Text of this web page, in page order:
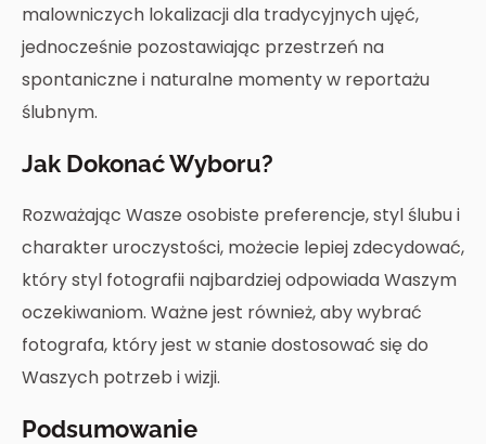
malowniczych lokalizacji dla tradycyjnych ujęć,
jednocześnie pozostawiając przestrzeń na
spontaniczne i naturalne momenty w reportażu
ślubnym.
Jak Dokonać Wyboru?
Rozważając Wasze osobiste preferencje, styl ślubu i
charakter uroczystości, możecie lepiej zdecydować,
który styl fotografii najbardziej odpowiada Waszym
oczekiwaniom. Ważne jest również, aby wybrać
fotografa, który jest w stanie dostosować się do
Waszych potrzeb i wizji.
Podsumowanie